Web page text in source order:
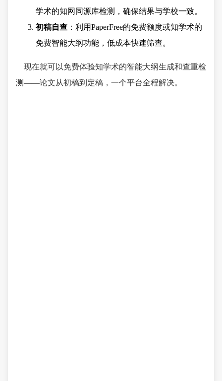
学术的知网同源库检测，确保结果与学校一致。
初稿自查 ：利用PaperFree的免费额度或知学术的
免费智能大纲功能，低成本快速筛查。
现在就可以免费体验知学术的智能大纲生成和查重检
测——论文从初稿到定稿，一个平台全程解决。